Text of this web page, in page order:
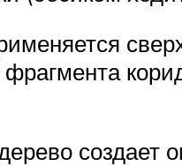
создает